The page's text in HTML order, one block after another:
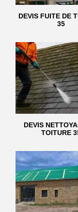
DEVIS FUITE DE
35
DEVIS
TOITURE